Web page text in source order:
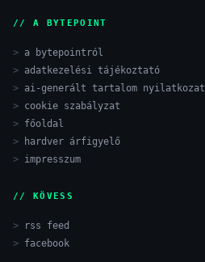
// A BYTEPOINT
a bytepointról
adatkezelési tájékoztató
ai-generált tartalom nyilatkozat
cookie szabályzat
főoldal
hardver árfigyelő
impresszum
// KÖVESS
rss feed
facebook